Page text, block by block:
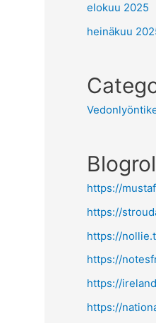
elokuu 2025
heinäkuu
https://
https://
https://
https://
https://
https://